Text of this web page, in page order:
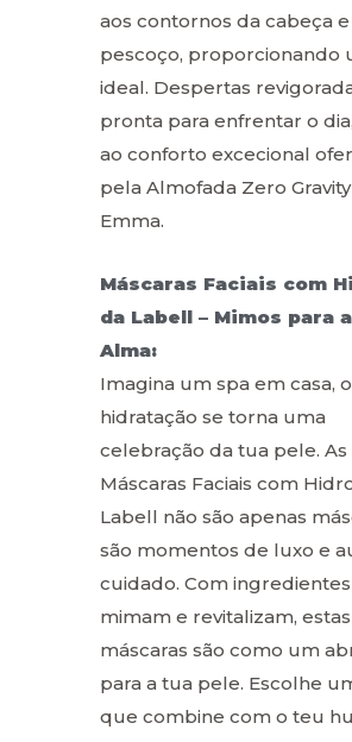
aos contornos da cabeça e
pescoço, proporcionando
ideal. Despertas
pronta para enfrentar o
ao conforto excecional
pela Almofada Zero
Emma.
Máscaras Faciais com
da Labell – Mimos para
Alma:
Imagina um spa em casa,
hidratação se torna uma
celebração da tua pele. As
Máscaras Faciais com
Labell não são apenas
são momentos de luxo e
cuidado. Com
mimam e revitalizam, estas
máscaras são como um
para a tua pele. Escolhe
que combine com o teu